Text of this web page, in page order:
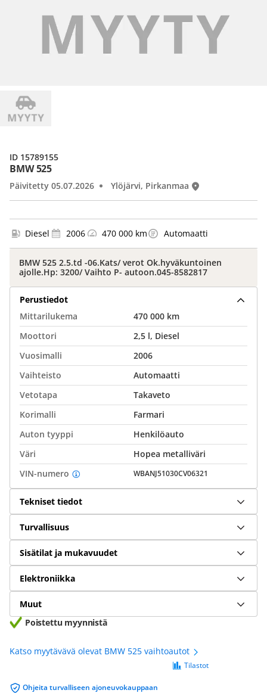
BMW 525
Päivitetty 05.07.2026 Ylöjärvi, Pirkanmaa
ID 15789155
Diesel 2006 470 000 km Automaatti
BMW 525 2.5.td -06.Kats/ verot Ok.hyväkuntoinen
ajolle.Hp: 3200/ Vaihto P- autoon.045-8582817
Perustiedot
Mittarilukema
470 000 km
Moottori
2,5 l, Diesel
Vuosimalli
2006
Vaihteisto
Automaatti
Vetotapa
Takaveto
Korimalli
Farmari
Auton tyyppi
Henkilöauto
Väri
Hopea metalliväri
VIN-numero
WBANJ51030CV06321
Tekniset tiedot
Turvallisuus
Sisätilat ja mukavuudet
Elektroniikka
Muut
Poistettu myynnistä
Katso myytävävä olevat BMW 525 vaihtoautot
Ohjeita turvalliseen ajoneuvokauppaan
Tilastot